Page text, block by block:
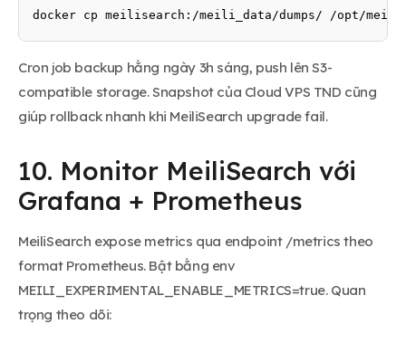
docker cp meilisearch:/meili_data/dumps/ /opt/
Cron job backup hằng ngày 3h sáng, push lên S3-
compatible storage. Snapshot của Cloud VPS TND cũng
giúp rollback nhanh khi MeiliSearch upgrade fail.
10. Monitor MeiliSearch với
Grafana + Prometheus
MeiliSearch expose metrics qua endpoint /metrics theo
format Prometheus. Bật bằng env
MEILI_EXPERIMENTAL_ENABLE_METRICS=true. Quan
trọng theo dõi: